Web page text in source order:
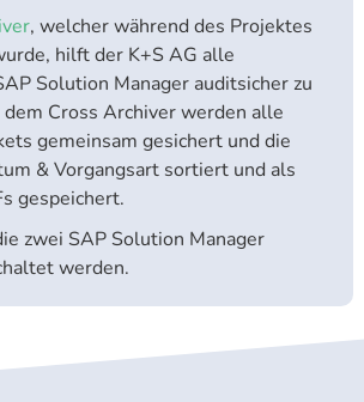
, welcher während des Projektes
hilft der K+S AG alle
Solution Manager auditsicher zu
Cross Archiver werden alle
gemeinsam gesichert und die
& Vorgangsart sortiert und als
gespeichert.
zwei SAP Solution Manager
werden.